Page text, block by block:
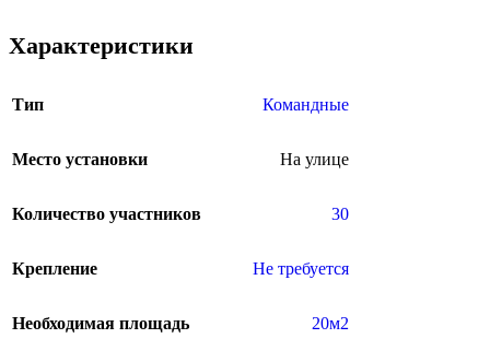
Характеристики
Тип Командные
Место установки На улице
Количество участников 30
Крепление Не требуется
Необходимая площадь 20м2